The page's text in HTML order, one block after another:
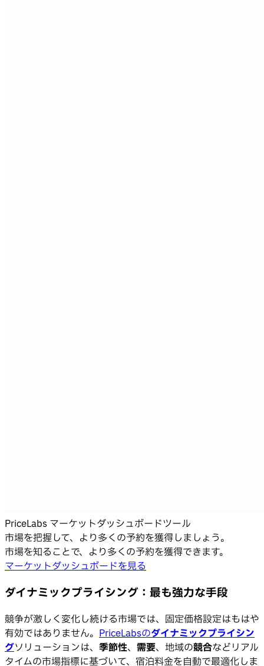
PriceLabs マーケットダッシュボードツール
市場を把握して、より多くの予約を獲得しましょう。
市場を知ることで、より多くの予約を獲得できます。
マーケットダッシュボードを見る
ダイナミックプライシング：最も強力な手段
競争が激しく変化し続ける市場では、固定価格設定はもはや
有効ではありません。 PriceLabsのダイナミックプライシン
グソリューションは、 季節性、 需要、地域の競合などリアル
タイムの市場指標に基づいて、宿泊料金を自動で最適化しま